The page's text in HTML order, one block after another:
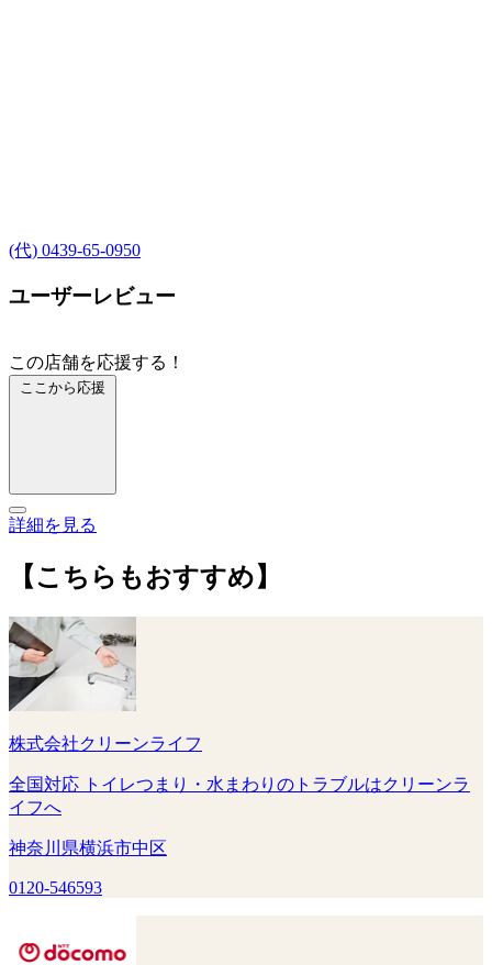
(代) 0439-65-0950
ユーザーレビュー
この店舗を応援する！
ここから応援
詳細を見る
【こちらもおすすめ】
株式会社クリーンライフ
全国対応 トイレつまり・水まわりのトラブルはクリーンラ
イフへ
神奈川県横浜市中区
0120-546593